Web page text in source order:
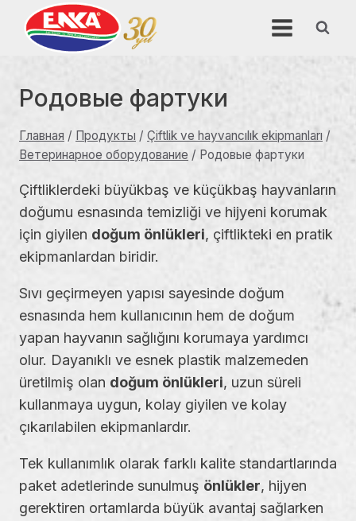
Перейти
содержимому
Родовые фартуки
Главная / Продукты / Çiftlik ve hayvancılık ekipmanları /
Ветеринарное оборудование / Родовые фартуки
Çiftliklerdeki büyükbaş ve küçükbaş hayvanların
doğumu esnasında temizliği ve hijyeni korumak
için giyilen doğum önlükleri, çiftlikteki en pratik
ekipmanlardan biridir.
Sıvı geçirmeyen yapısı sayesinde doğum
esnasında hem kullanıcının hem de doğum
yapan hayvanın sağlığını korumaya yardımcı
olur. Dayanıklı ve esnek plastik malzemeden
üretilmiş olan doğum önlükleri, uzun süreli
kullanmaya uygun, kolay giyilen ve kolay
çıkarılabilen ekipmanlardır.
Tek kullanımlık olarak farklı kalite standartlarında
paket adetlerinde sunulmuş önlükler, hijyen
gerektiren ortamlarda büyük avantaj sağlarken